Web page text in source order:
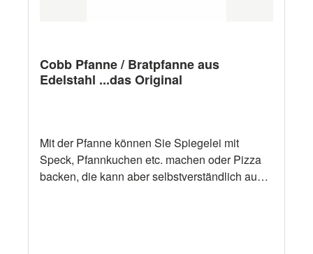
Cobb Pfanne / Bratpfanne aus
Edelstahl ...das Original
Mit der Pfanne können Sie Spiegelei mit
Speck, Pfannkuchen etc. machen oder Pizza
backen, die kann aber selbstverständlich auch